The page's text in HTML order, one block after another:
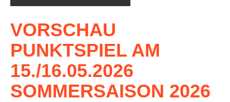
MANNSCHAFTEN
Punktspiele
Punktspiele Wintersaison 2025/2026
Erwachsene
VORSCHAU
PUNKTSPIEL AM
15./16.05.2026
SOMMERSAISON 2026